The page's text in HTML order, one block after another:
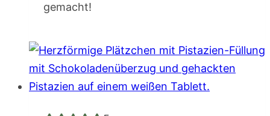
gemacht!